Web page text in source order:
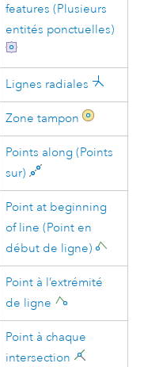
features (Plusieurs
entités ponctuelles)
Lignes radiales
Zone tampon
Points along (Points
sur)
Point at beginning
of line (Point en
début de ligne)
Point à l’extrémité
de ligne
Point à chaque
intersection